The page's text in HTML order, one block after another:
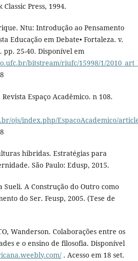
Press, 1994.
Ntu: Introdução ao Pensamento
Educação em Debate• Fortaleza. v.
pp. 25-40. Disponível em
bitstream/riufc/15998/1/
Revista Espaço Acadêmico. n 108.
ojs/index.php/EspacoAcademico/
hibridas. Estratégias para
São Paulo: Edusp, 2015.
Sueli. A Construção do Outro como
do Ser. Feusp, 2005. (Tese de
Wanderson. Colaborações entre os
e o ensino de filosofia. Disponível
. Acesso em 18 set.